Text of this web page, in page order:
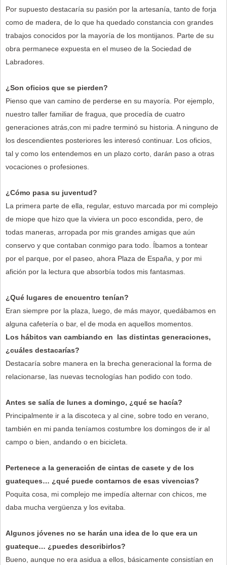
Por supuesto destacaría su pasión por la artesanía, tanto de forja
como de madera, de lo que ha quedado constancia con grandes
trabajos conocidos por la mayoría de los montijanos. Parte de su
obra permanece expuesta en el museo de la Sociedad de
Labradores.
¿Son oficios que se pierden?
Pienso que van camino de perderse en su mayoría. Por ejemplo,
nuestro taller familiar de fragua, que procedía de cuatro
generaciones atrás,con mi padre terminó su historia. A ninguno de
los descendientes posteriores les interesó continuar. Los oficios,
tal y como los entendemos en un plazo corto, darán paso a otras
vocaciones o profesiones.
¿Cómo pasa su juventud?
La primera parte de ella, regular, estuvo marcada por mi complejo
de miope que hizo que la viviera un poco escondida, pero, de
todas maneras, arropada por mis grandes amigas que aún
conservo y que contaban conmigo para todo. Íbamos a tontear
por el parque, por el paseo, ahora Plaza de España, y por mi
afición por la lectura que absorbía todos mis fantasmas.
¿Qué lugares de encuentro tenían?
Eran siempre por la plaza, luego, de más mayor, quedábamos en
alguna cafetería o bar, el de moda en aquellos momentos.
Los hábitos van cambiando en las distintas generaciones,
¿cuáles destacarías?
Destacaría sobre manera en la brecha generacional la forma de
relacionarse, las nuevas tecnologías han podido con todo.
Antes se salía de lunes a domingo, ¿qué se hacía?
Principalmente ir a la discoteca y al cine, sobre todo en verano,
también en mi panda teníamos costumbre los domingos de ir al
campo o bien, andando o en bicicleta.
Pertenece a la generación de cintas de casete y de los
guateques… ¿qué puede contarnos de esas vivencias?
Poquita cosa, mi complejo me impedía alternar con chicos, me
daba mucha vergüenza y los evitaba.
Algunos jóvenes no se harán una idea de lo que era un
guateque… ¿puedes describirlos?
Bueno, aunque no era asidua a ellos, básicamente consistían en